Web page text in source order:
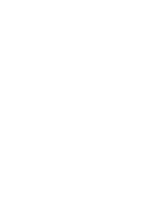
の時間を
わけです
出ますそう
すばらしい
耳の無駄な